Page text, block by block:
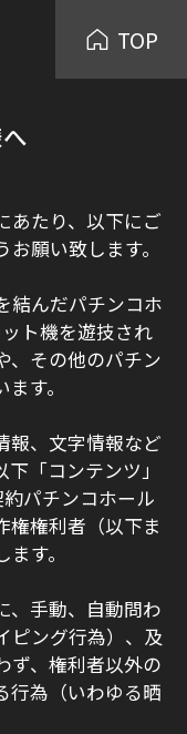
TOP
あたり、以下にご
願い致します。
結んだパチンコホ
ト機を遊技され
、その他のパチン
す。
報、文字情報など
「コンテンツ」
パチンコホール
権権利者（以下ま
す。
、手動、自動問わ
ピング行為）、及
ず、権利者以外の
行為（いわゆる晒